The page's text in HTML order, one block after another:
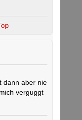
dann aber nie
verguggt